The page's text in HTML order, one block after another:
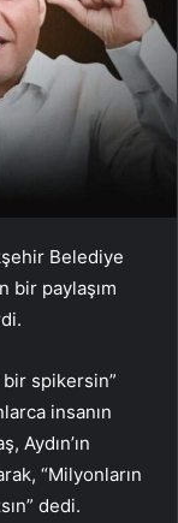
Belediye
bir paylaşım
bir spikersin”
insanın
Aydın’ın
“Milyonların
dedi.